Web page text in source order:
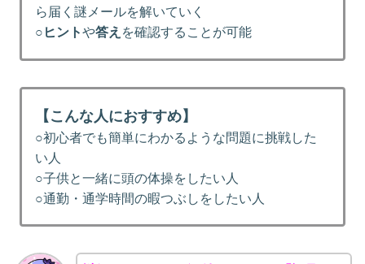
ら届く謎メールを解いていく
○ ヒントや答え を確認することが可能
【こんな人におすすめ】
○初心者でも簡単にわかるような問題に挑戦した
い人
○子供と一緒に頭の体操をしたい人
○通勤・通学時間の暇つぶしをしたい人